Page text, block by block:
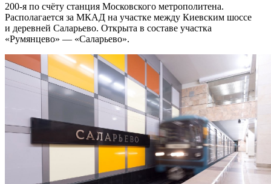
200-я по счёту станция Московского метрополитена.
Располагается за МКАД на участке между Киевским шоссе
и деревней Саларьево. Открыта в составе участка
«Румянцево» — «Саларьево».